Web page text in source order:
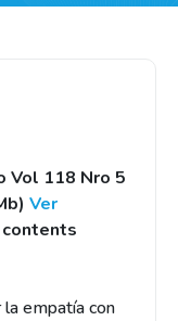
Vol 118 Nro 5
Ver
empatía con